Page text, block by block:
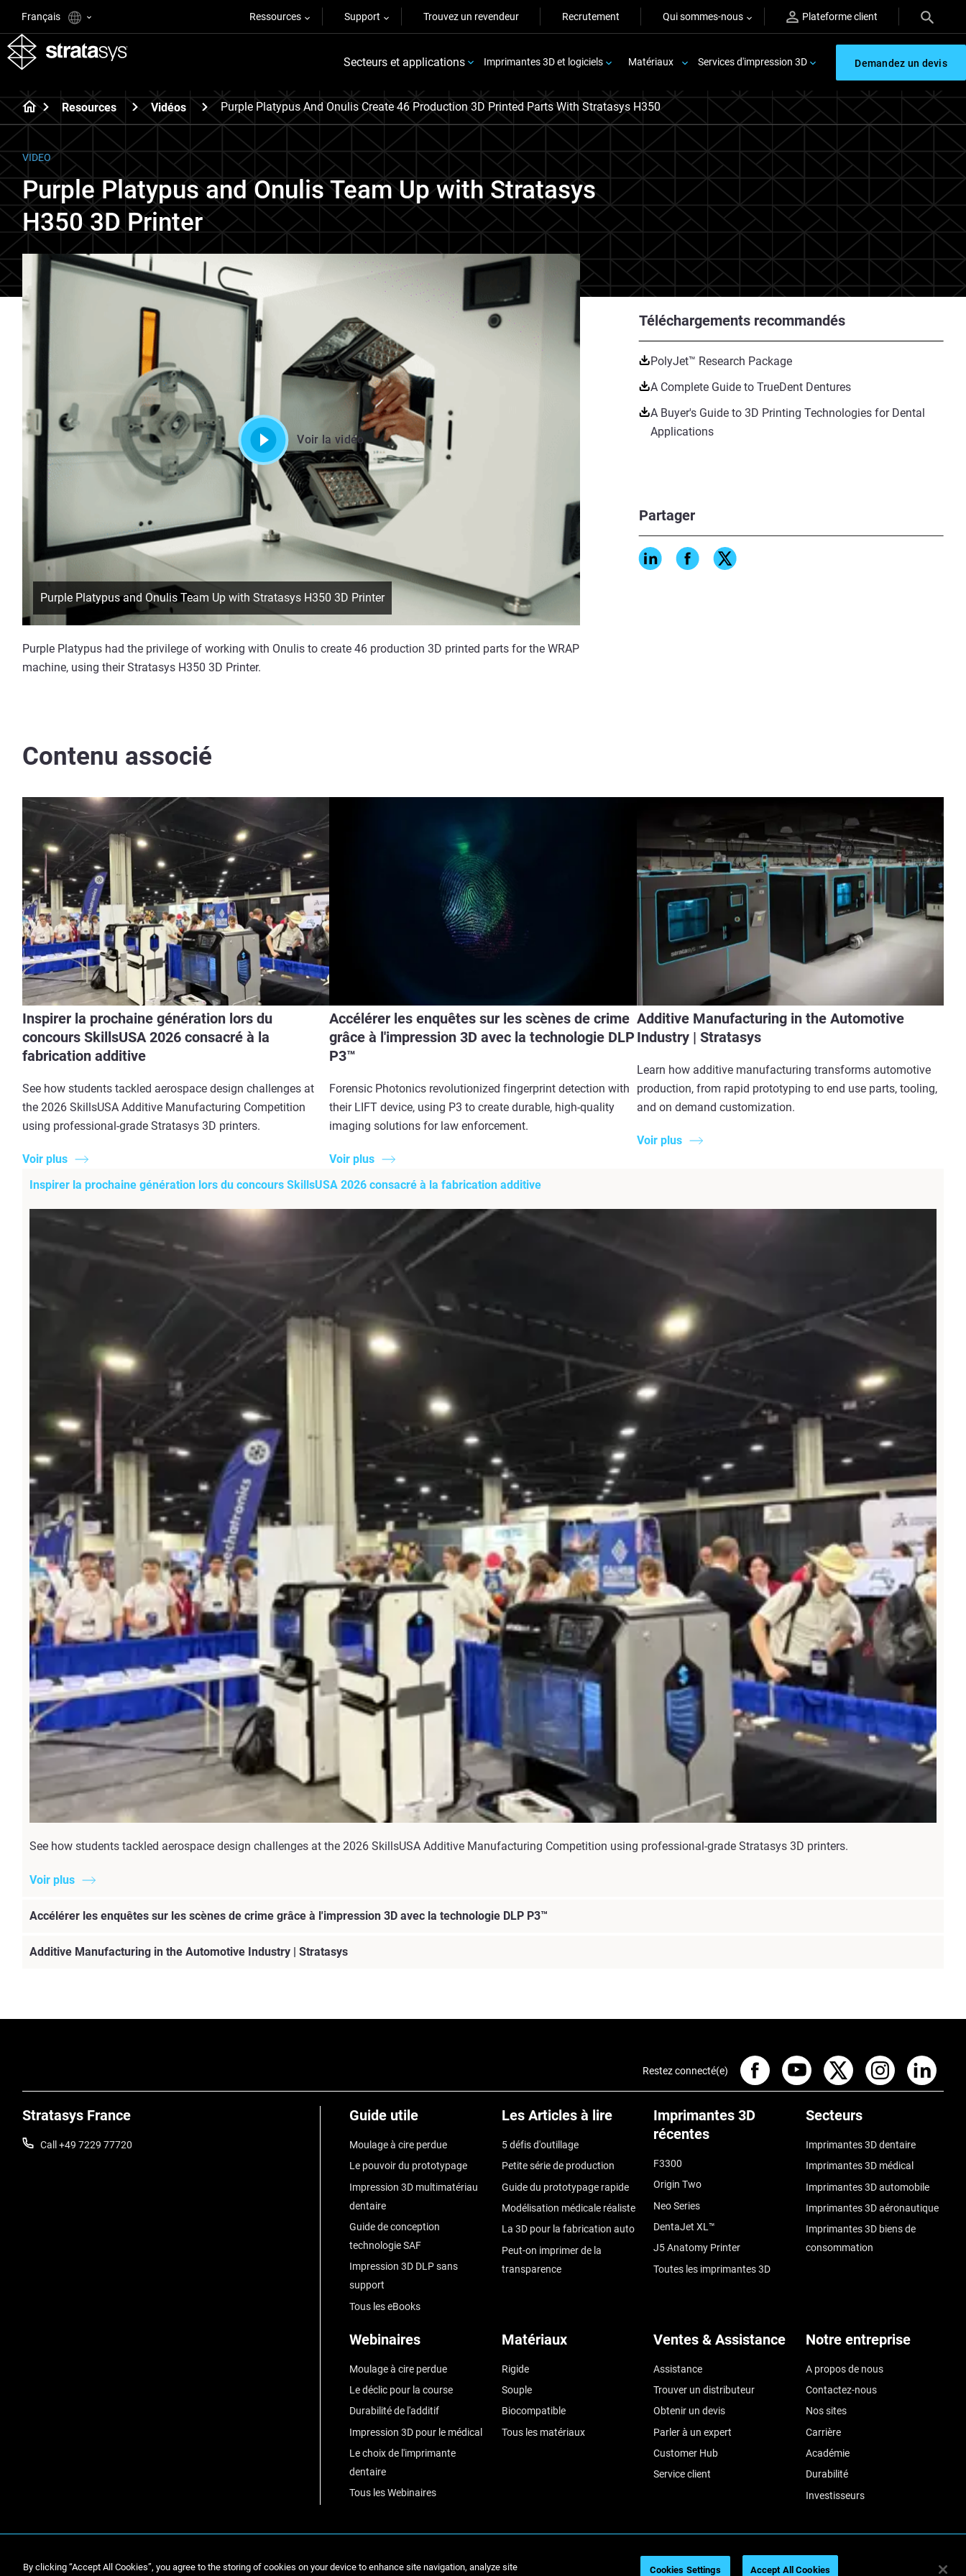
Français Ressources Support Trouvez un revendeur Recrutement Qui sommes-nous Plateforme client
Secteurs et applications Imprimantes 3D et logiciels Matériaux Services d'impression 3D Demandez un devis
Resources Vidéos Purple Platypus And Onulis Create 46 Production 3D Printed Parts With Stratasys H350
VIDEO
Purple Platypus and Onulis Team Up with Stratasys
H350 3D Printer
Téléchargements recommandés
PolyJet™ Research Package
A Complete Guide to TrueDent Dentures
A Buyer's Guide to 3D Printing Technologies for Dental
Applications
Partager
Voir la vidéo
Purple Platypus and Onulis Team Up with Stratasys H350 3D Printer
Purple Platypus had the privilege of working with Onulis to create 46 production 3D printed parts for the WRAP
machine, using their Stratasys H350 3D Printer.
Contenu associé
Inspirer la prochaine génération lors du
concours SkillsUSA 2026 consacré à la
fabrication additive
See how students tackled aerospace design challenges at
the 2026 SkillsUSA Additive Manufacturing Competition
using professional-grade Stratasys 3D printers.
Voir plus
Accélérer les enquêtes sur les scènes de crime
grâce à l'impression 3D avec la technologie DLP
P3™
Forensic Photonics revolutionized fingerprint detection with
their LIFT device, using P3 to create durable, high-quality
imaging solutions for law enforcement.
Voir plus
Additive Manufacturing in the Automotive
Industry | Stratasys
Learn how additive manufacturing transforms automotive
production, from rapid prototyping to end use parts, tooling,
and on demand customization.
Voir plus
Inspirer la prochaine génération lors du concours SkillsUSA 2026 consacré à la fabrication additive
See how students tackled aerospace design challenges at the 2026 SkillsUSA Additive Manufacturing Competition using professional-grade Stratasys 3D printers.
Voir plus
Accélérer les enquêtes sur les scènes de crime grâce à l'impression 3D avec la technologie DLP P3™
Additive Manufacturing in the Automotive Industry | Stratasys
Stratasys France
Call +49 7229 77720
Guide utile
Moulage à cire perdue
Le pouvoir du prototypage
Impression 3D multimatériau
dentaire
Guide de conception
technologie SAF
Impression 3D DLP sans
support
Tous les eBooks
Les Articles à lire
5 défis d'outillage
Petite série de production
Guide du prototypage rapide
Modélisation médicale réaliste
La 3D pour la fabrication auto
Peut-on imprimer de la
transparence
Imprimantes 3D
récentes
F3300
Origin Two
Neo Series
DentaJet XL™
J5 Anatomy Printer
Toutes les imprimantes 3D
Secteurs
Imprimantes 3D dentaire
Imprimantes 3D médical
Imprimantes 3D automobile
Imprimantes 3D aéronautique
Imprimantes 3D biens de
consommation
Webinaires
Moulage à cire perdue
Le déclic pour la course
Durabilité de l'additif
Impression 3D pour le médical
Le choix de l'imprimante
dentaire
Tous les Webinaires
Matériaux
Rigide
Souple
Biocompatible
Tous les matériaux
Ventes & Assistance
Assistance
Trouver un distributeur
Obtenir un devis
Parler à un expert
Customer Hub
Service client
Notre entreprise
A propos de nous
Contactez-nous
Nos sites
Carrière
Académie
Durabilité
Investisseurs
Restez connecté(e)
© Stratasys 2026 Informations légales Politique de confidentialité Conformité REACH
By clicking “Accept All Cookies”, you agree to the storing of cookies on your device to enhance site navigation, analyze site
Cookies Settings Accept All Cookies